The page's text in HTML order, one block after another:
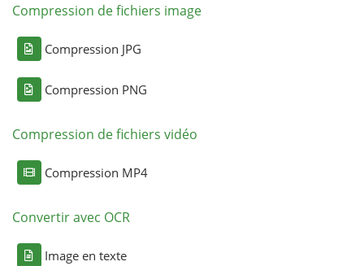
Compression de fichiers image
Compression JPG
Compression PNG
Compression de fichiers vidéo
Compression MP4
Convertir avec OCR
Image en texte